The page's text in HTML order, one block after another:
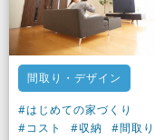
間取り・デザイン
#はじめての家づくり
#コスト
#収納 #間取り